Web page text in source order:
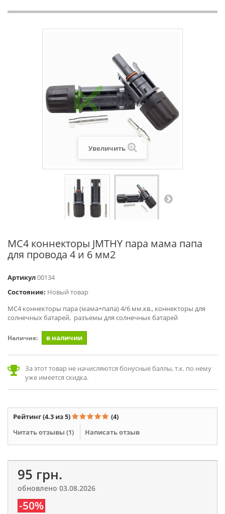
Увеличить
MC4 коннекторы JMTHY пара мама папа
для провода 4 и 6 мм2
Артикул00134
Состояние: Новый товар
MC4 коннекторы пара (мама+папа) 4/6 мм.кв., коннекторы для
солнечных батарей, разъемы для солнечных батарей
Наличие: в наличии
За этот товар не начисляются бонусные баллы, т.к. по нему
уже имеется скидка.
Рейтинг(4.3 из 5)
(4)
Читать отзывы (1) Написать отзыв
95 грн.
обновлено 03.08.2026
-50%